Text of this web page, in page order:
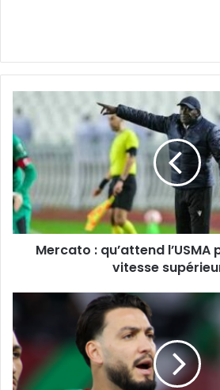
qu’attend
l’USMA
pour
passer
à
la
vitesse
supérieure ?
Mercato : qu’attend
vitesse
Bensebaïni
se
dirigent
vers